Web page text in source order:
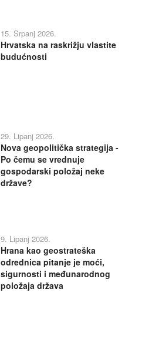
15. Srpanj 2026.
Hrvatska na raskrižju vlastite
budućnosti
29. Lipanj 2026.
Nova geopolitička strategija -
Po čemu se vrednuje
gospodarski položaj neke
države?
9. Lipanj 2026.
Hrana kao geostrateška
odrednica pitanje je moći,
sigurnosti i međunarodnog
položaja država